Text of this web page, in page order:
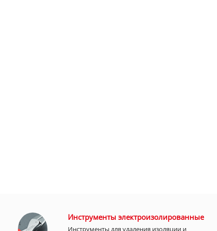
Инструменты электроизолированные
Инструменты для удаления изоляции и